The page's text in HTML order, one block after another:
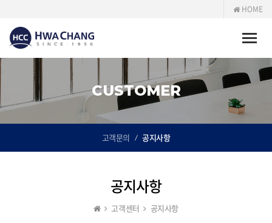
HOME
Toggle
CUSTOMER
고객문의 공지사항
공지사항
고객센터 공지사항